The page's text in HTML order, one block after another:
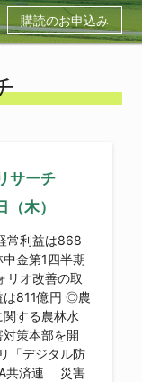
購読のお申込み
サーチ
木）
常利益は868
金第1四半期
オ改善の取
は811億円 ◎農
する農林水
策本部を開
「デジタル防
共済連 災害